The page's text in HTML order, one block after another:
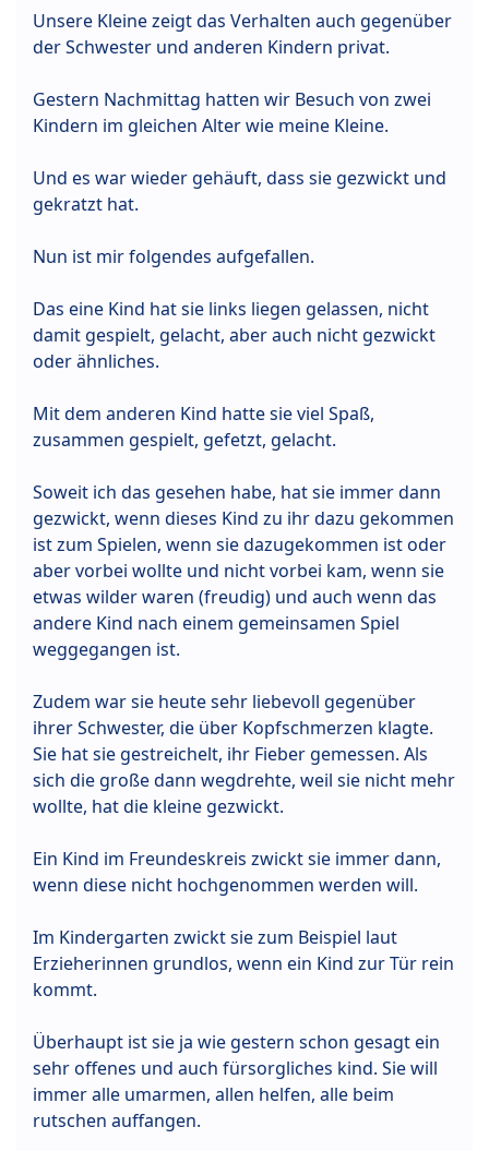
Unsere Kleine zeigt das Verhalten auch gegenüber
der Schwester und anderen Kindern privat.
Gestern Nachmittag hatten wir Besuch von zwei
Kindern im gleichen Alter wie meine Kleine.
Und es war wieder gehäuft, dass sie gezwickt und
gekratzt hat.
Nun ist mir folgendes aufgefallen.
Das eine Kind hat sie links liegen gelassen, nicht
damit gespielt, gelacht, aber auch nicht gezwickt
oder ähnliches.
Mit dem anderen Kind hatte sie viel Spaß,
zusammen gespielt, gefetzt, gelacht.
Soweit ich das gesehen habe, hat sie immer dann
gezwickt, wenn dieses Kind zu ihr dazu gekommen
ist zum Spielen, wenn sie dazugekommen ist oder
aber vorbei wollte und nicht vorbei kam, wenn sie
etwas wilder waren (freudig) und auch wenn das
andere Kind nach einem gemeinsamen Spiel
weggegangen ist.
Zudem war sie heute sehr liebevoll gegenüber
ihrer Schwester, die über Kopfschmerzen klagte.
Sie hat sie gestreichelt, ihr Fieber gemessen. Als
sich die große dann wegdrehte, weil sie nicht mehr
wollte, hat die kleine gezwickt.
Ein Kind im Freundeskreis zwickt sie immer dann,
wenn diese nicht hochgenommen werden will.
Im Kindergarten zwickt sie zum Beispiel laut
Erzieherinnen grundlos, wenn ein Kind zur Tür rein
kommt.
Überhaupt ist sie ja wie gestern schon gesagt ein
sehr offenes und auch fürsorgliches kind. Sie will
immer alle umarmen, allen helfen, alle beim
rutschen auffangen.